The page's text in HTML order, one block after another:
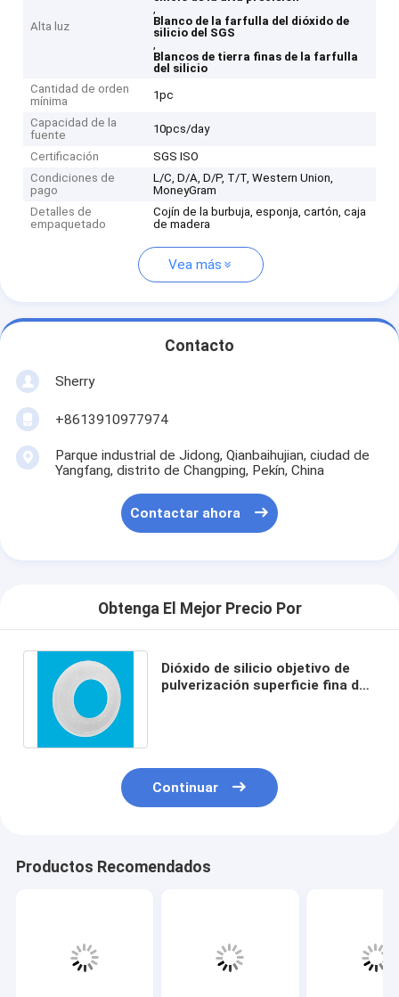
Alta luz
,
Blanco de la farfulla del dióxido de
silicio del SGS
,
Blancos de tierra finas de la farfulla
del silicio
Cantidad de orden
mínima
1pc
Capacidad de la
fuente
10pcs/day
Certificación
SGS ISO
Condiciones de
pago
L/C, D/A, D/P, T/T, Western Union,
MoneyGram
Detalles de
empaquetado
Cojín de la burbuja, esponja, cartón, caja
de madera
Vea más
Contacto
Sherry
+8613910977974
Parque industrial de Jidong, Qianbaihujian, ciudad de
Yangfang, distrito de Changping, Pekín, China
Contactar ahora
Obtenga El Mejor Precio Por
Dióxido de silicio objetivo de
pulverización superficie fina de
Continuar
Productos Recomendados